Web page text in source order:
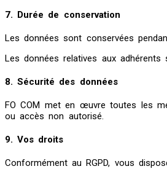
7. Durée de conservation
Les données sont conservées
Les données relatives aux
8. Sécurité des données
FO COM met en œuvre toutes les
ou accès non autorisé.
9. Vos droits
Conformément au RGPD, vous